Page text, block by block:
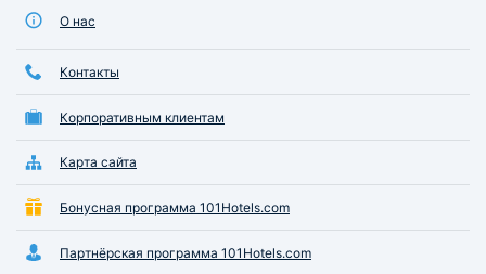
О нас
Контакты
Корпоративным клиентам
Карта сайта
Бонусная программа 101Hotels.com
Партнёрская программа 101Hotels.com